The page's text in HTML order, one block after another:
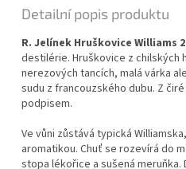
Detailní popis produktu
R. Jelínek Hruškovice Williams
destilérie. Hruškovice z chilských
nerezových tancích, malá várka
sudu z francouzského dubu. Z
podpisem.
Ve vůni zůstává typická
aromatikou. Chuť se rozevírá do
stopa lékořice a sušená